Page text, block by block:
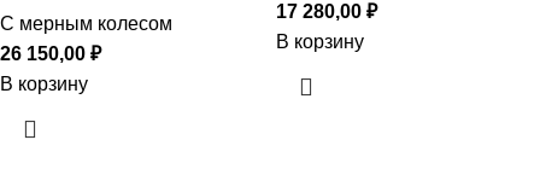
С мерным колесом
26 150,00 ₽
В корзину
17 280,00 ₽
В корзину